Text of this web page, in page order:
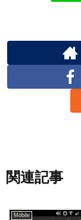
関連記事
Mobile